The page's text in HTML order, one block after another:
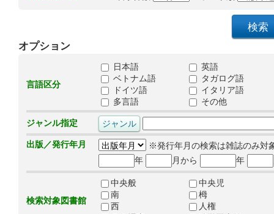
オプション
言語区分
日本語
英語
ベトナム語
タガログ語
ドイツ語
イタリア語
多言語
その他
ジャンル指定
出版／発行年月
※発行年月の検索は雑誌のみ対
年
月から 年
検索対象図書館
中央般
中央児
南
栂
西
人権